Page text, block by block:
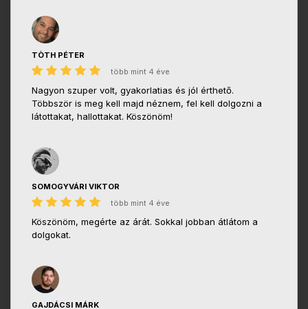
TÒTH PÉTER
több mint 4 éve
Nagyon szuper volt, gyakorlatias és jól érthető.
Többször is meg kell majd néznem, fel kell dolgozni a
látottakat, hallottakat. Köszönöm!
SOMOGYVÁRI VIKTOR
több mint 4 éve
Köszönöm, megérte az árát. Sokkal jobban átlátom a
dolgokat.
GAJDÁCSI MÁRK